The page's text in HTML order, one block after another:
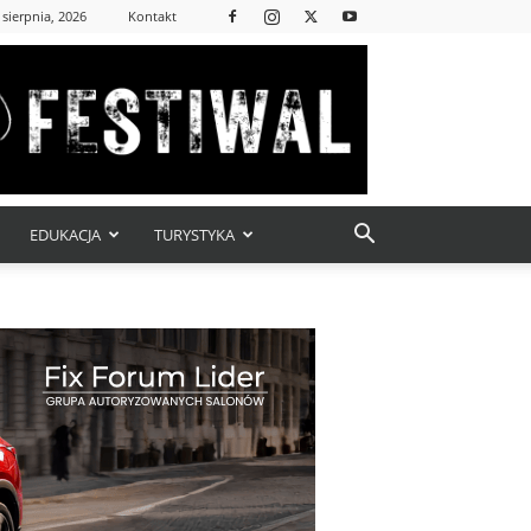
2026 Kontakt
EDUKACJA TURYSTYKA